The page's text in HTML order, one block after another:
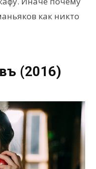
как никто
(2016)